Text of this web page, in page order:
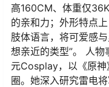
高160CM、体重仅
的亲和力；外形特点
肢体语言，将可爱感
想亲近的类型”。 人
元Cosplay，以《原
圈。她深入研究雷电